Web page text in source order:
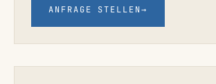
ANFRAGE STELLEN→